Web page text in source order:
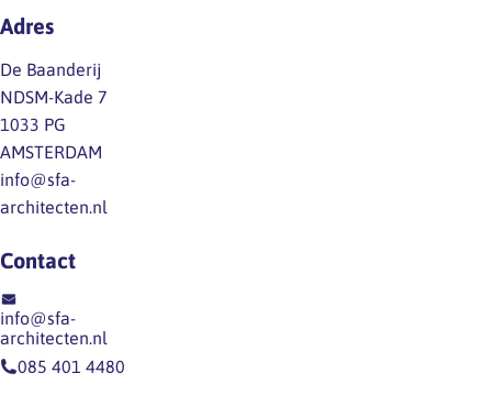
Adres
De Baanderij
NDSM-Kade 7
1033 PG
AMSTERDAM
info@sfa-
architecten.nl
Contact
info@sfa-
architecten.nl
085 401 4480